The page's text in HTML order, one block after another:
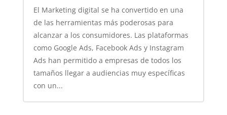
El Marketing digital se ha convertido en una
de las herramientas más poderosas para
alcanzar a los consumidores. Las plataformas
como Google Ads, Facebook Ads y Instagram
Ads han permitido a empresas de todos los
tamaños llegar a audiencias muy específicas
con un...